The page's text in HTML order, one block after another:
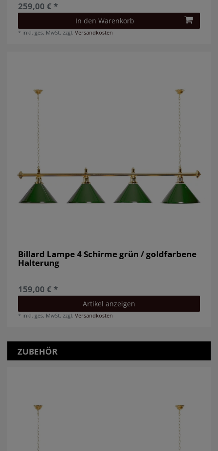
259,00 € *
In den Warenkorb
* inkl. ges. MwSt. zzgl.Versandkosten
Billard Lampe 4 Schirme grün / goldfarbene
Halterung
159,00 € *
Artikel anzeigen
* inkl. ges. MwSt. zzgl.Versandkosten
ZUBEHÖR